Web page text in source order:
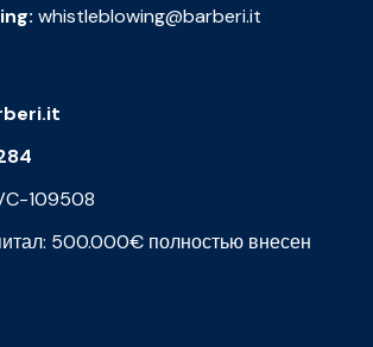
whistleblowing@barberi.it
109508
500.000€ полностью внесен